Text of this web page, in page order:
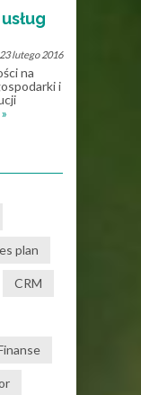
23 lutego 2016
na
i
plan
CRM